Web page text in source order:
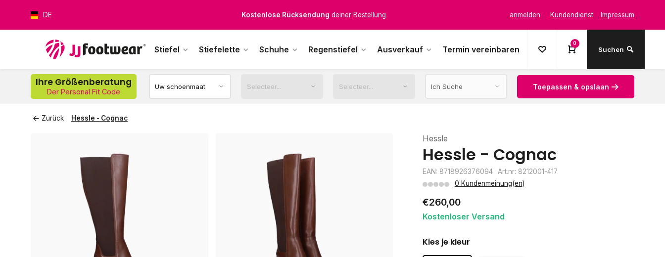
DE Kostenloser Versandab € 100,-
1500+ Modelle auf Lager
Werktags vor 12:00 Uhr bestellt,
anmelden Kundendienst Impressum
Stiefel Stiefelette Schuhe Regenstiefel Ausverkauf Termin vereinbaren
0
Suchen
Ihre Größenberatung
Der Personal Fit Code
Toepassen & opslaan
Zurück Hessle - Cognac
Hessle
Hessle - Cognac
EAN: 8718926376094
Art.nr: 8212001-417
0 Kundenmeinung(en)
€260,00
Kostenloser Versand
Kies je kleur